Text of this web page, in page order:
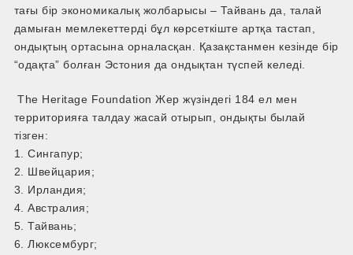
тағы бір экономикалық жолбарысы – Тайвань да, талай
дамыған мемлекеттерді бұл көрсеткіште артқа тастап,
ондықтың ортасына орналасқан. Қазақстанмен кезінде бір
“одақта” болған Эстония да ондықтан түспей келеді.
The Heritage Foundation Жер жүзіндегі 184 ел мен
территорияға талдау жасай отырып, ондықты былай
тізген:
1. Сингапур;
2. Швейцария;
3. Ирландия;
4. Австралия;
5. Тайвань;
6. Люксембург;